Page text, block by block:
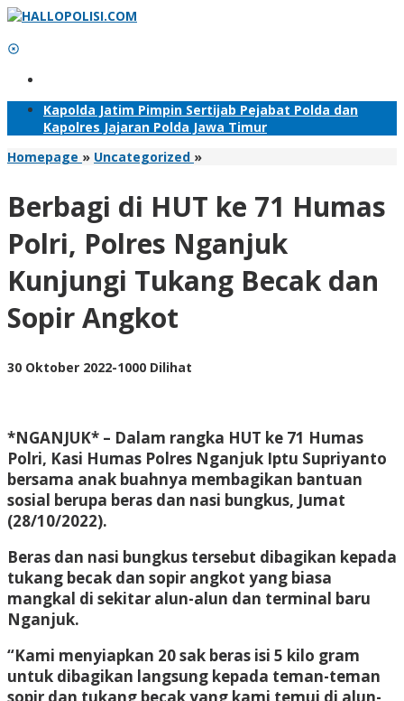
Lewati
konten
Kapolda Jatim Pimpin Sertijab Pejabat Polda dan
Kapolres Jajaran Polda Jawa Timur
Homepage » Uncategorized »Berbagi
Humas
Polri,
Polres
Nganjuk
Berbagi di HUT ke 71 Humas
Polri, Polres Nganjuk
Kunjungi Tukang Becak dan
Sopir Angkot
30 Oktober 2022oleh
-1000 Dilihat
*NGANJUK* – Dalam rangka HUT ke 71 Humas
Polri, Kasi Humas Polres Nganjuk Iptu Supriyanto
bersama anak buahnya membagikan bantuan
sosial berupa beras dan nasi bungkus, Jumat
(28/10/2022).
Beras dan nasi bungkus tersebut dibagikan kepada
tukang becak dan sopir angkot yang biasa
mangkal di sekitar alun-alun dan terminal baru
Nganjuk.
“Kami menyiapkan 20 sak beras isi 5 kilo gram
untuk dibagikan langsung kepada teman-teman
sopir dan tukang becak yang kami temui di alun-